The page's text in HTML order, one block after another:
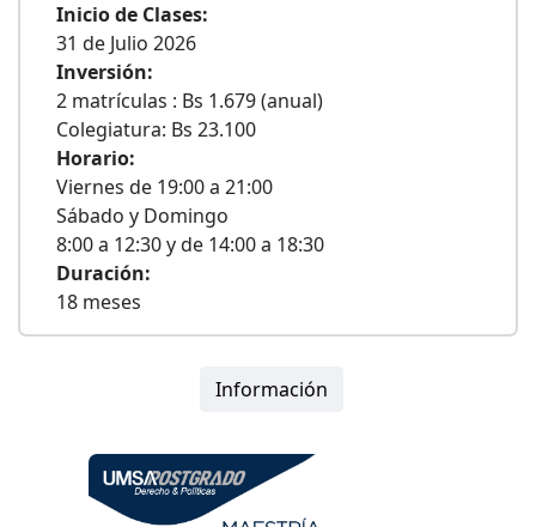
Inicio de Clases:
31 de Julio 2026
Inversión:
2 matrículas : Bs 1.679 (anual)
Colegiatura: Bs 23.100
Horario:
Viernes de 19:00 a 21:00
Sábado y Domingo
8:00 a 12:30 y de 14:00 a 18:30
Duración:
18 meses
Información